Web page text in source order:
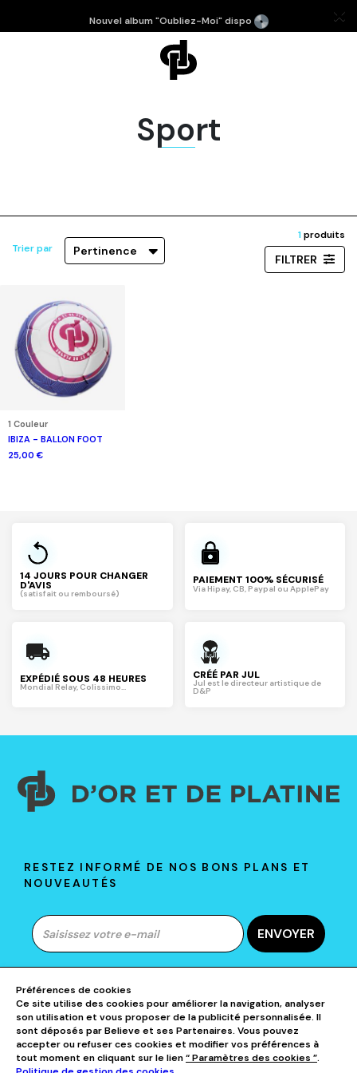
Nouvel album "Oubliez-Moi" dispo
Sport
Trier par Pertinence
1produits
FILTRER
1 Couleur
IBIZA - BALLON FOOT
25,00 €
14 JOURS POUR CHANGER
D'AVIS
(satisfait ou remboursé)
PAIEMENT 100% SÉCURISÉ
Via Hipay, CB, Paypal ou ApplePay
EXPÉDIÉ SOUS 48 HEURES
Mondial Relay, Colissimo...
CRÉÉ PAR JUL
Jul est le directeur artistique de
D&P
RESTEZ INFORMÉ DE NOS BONS PLANS ET
NOUVEAUTÉS
ENVOYER
A PROPOS DE D&P
AIDE & CONTACTS
Préférences de cookies
Ce site utilise des cookies pour améliorer la navigation, analyser
son utilisation et vous proposer de la publicité personnalisée. Il
sont déposés par Believe et ses Partenaires. Vous pouvez
accepter ou refuser ces cookies et modifier vos préférences à
tout moment en cliquant sur le lien“ Paramètres des cookies ”.